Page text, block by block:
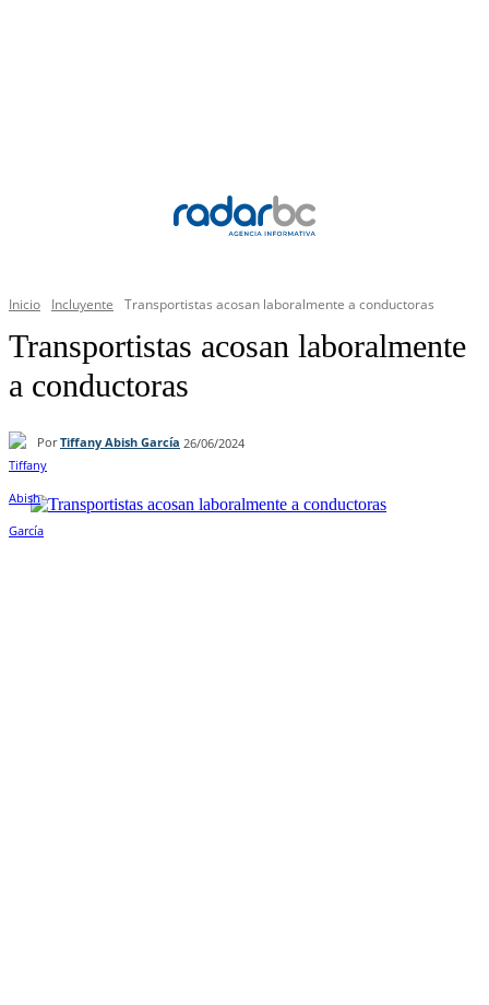
Inicio Incluyente Transportistas acosan laboralmente a conductoras
Transportistas acosan laboralmente
a conductoras
Por Tiffany Abish García 26/06/2024